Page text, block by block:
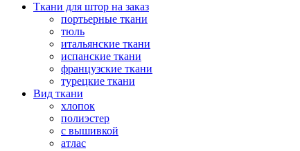
Ткани для штор на заказ
портьерные ткани
тюль
итальянские ткани
испанские ткани
французские ткани
турецкие ткани
Вид ткани
хлопок
полиэстер
с вышивкой
атлас